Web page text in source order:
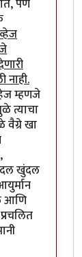
पण
म्हणजे
त्याचा
वैग्रे खा
खुंदल
आणि